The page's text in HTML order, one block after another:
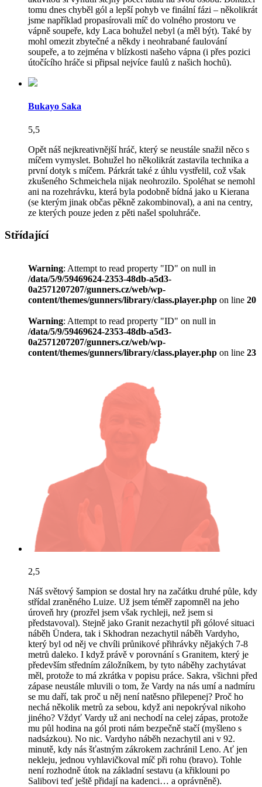
tomu dnes chyběl gól a lepší pohyb ve finální fázi – několikrát
jsme například propasírovali míč do volného prostoru ve
vápně soupeře, kdy Laca bohužel nebyl (a měl být). Také by
mohl omezit zbytečné a někdy i neohrabané faulování
soupeře, a to zejména v blízkosti našeho vápna (i přes pozici
útočícího hráče si připsal nejvíce faulů z našich hochů).
Bukayo Saka
5,5
Opět náš nejkreativnější hráč, který se neustále snažil něco s
míčem vymyslet. Bohužel ho několikrát zastavila technika a
první dotyk s míčem. Párkrát také z úhlu vystřelil, což však
zkušeného Schmeichela nijak neohrozilo. Spoléhat se nemohl
ani na rozehrávku, která byla podobně bídná jako u Kierana
(se kterým jinak občas pěkně zakombinoval), a ani na centry,
ze kterých pouze jeden z pěti našel spoluhráče.
Střídající
Warning: Attempt to read property "ID" on null in
/data/5/9/59469624-2353-48db-a5d3-
0a2571207207/gunners.cz/web/wp-
content/themes/gunners/library/class.player.php on line 20
Warning: Attempt to read property "ID" on null in
/data/5/9/59469624-2353-48db-a5d3-
0a2571207207/gunners.cz/web/wp-
content/themes/gunners/library/class.player.php on line 23
2,5
Náš světový šampion se dostal hry na začátku druhé půle, kdy
střídal zraněného Luize. Už jsem téměř zapomněl na jeho
úroveň hry (prozřel jsem však rychleji, než jsem si
představoval). Stejně jako Granit nezachytil při gólové situaci
náběh Ündera, tak i Skhodran nezachytil náběh Vardyho,
který byl od něj ve chvíli průnikové přihrávky nějakých 7-8
metrů daleko. I když právě v porovnání s Granitem, který je
především středním záložníkem, by tyto náběhy zachytávat
měl, protože to má zkrátka v popisu práce. Sakra, všichni před
zápase neustále mluvili o tom, že Vardy na nás umí a nadmíru
se mu daří, tak proč u něj není natěsno přilepenej? Proč ho
nechá několik metrů za sebou, když ani nepokrýval nikoho
jiného? Vždyť Vardy už ani nechodí na celej zápas, protože
mu půl hodina na gól proti nám bezpečně stačí (myšleno s
nadsázkou). No nic. Vardyho náběh nezachytil ani v 92.
minutě, kdy nás šťastným zákrokem zachránil Leno. Ať jen
nekleju, jednou vyhlavičkoval míč při rohu (bravo). Tohle
není rozhodně útok na základní sestavu (a křiklouni po
Salibovi teď ještě přidají na kadenci… a oprávněně).